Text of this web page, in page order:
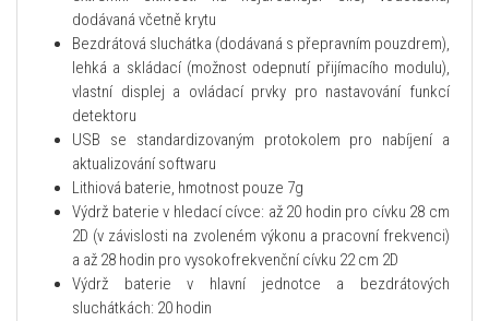
dodávaná včetně krytu
Bezdrátová sluchátka (dodávaná s přepravním pouzdrem),
lehká a skládací (možnost odepnutí přijímacího modulu),
vlastní displej a ovládací prvky pro nastavování funkcí
detektoru
USB se standardizovaným protokolem pro nabíjení a
aktualizování softwaru
Lithiová baterie, hmotnost pouze 7g
Výdrž baterie v hledací cívce: až 20 hodin pro cívku 28 cm
2D (v závislosti na zvoleném výkonu a pracovní frekvenci)
a až 28 hodin pro vysokofrekvenční cívku 22 cm 2D
Výdrž baterie v hlavní jednotce a bezdrátových
sluchátkách: 20 hodin